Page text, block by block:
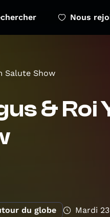
Nous
Salute Show
& Roi
du globe Mardi